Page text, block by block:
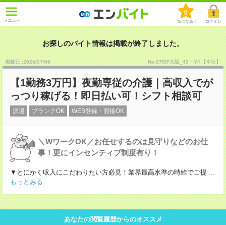
メニュー
0
気になる！ ログイン
お探しのバイト情報は掲載が終了しました。
掲載日 :2026/07/06 No.CRSF大阪_43・YK【本社】
【1勤務3万円】夜勤専従の介護｜高収入でが
っつり稼げる！即日払い可！シフト相談可
派遣 ブランクOK WEB登録・面接OK
＼WワークOK／お任せするのは見守りなどのお仕
事！更にインセンティブ制度有り！
▼とにかく収入にこだわりたい方必見！業界最高水準の時給でご提 ...
もっとみる
あなたの閲覧履歴からのオススメ